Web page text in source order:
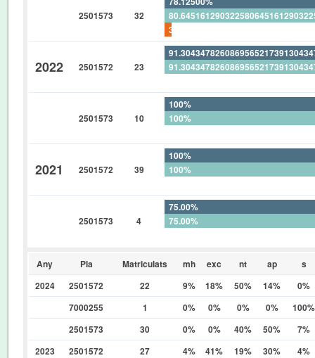
2501573 32
3.12500%
2022 2501572 23
2501573 10
100%
100%
2021 2501572 39
100%
100%
2501573 4
75.00%
75.00%
Any Pla Matriculats mh exc nt ap
s
2024
2501572 22 9% 18% 50% 14%
0%
7000255
1 0% 0% 0% 0%
100%
2501573
30 0% 0% 40% 50%
7%
2023
2501572 27 4% 41% 19% 30%
4%